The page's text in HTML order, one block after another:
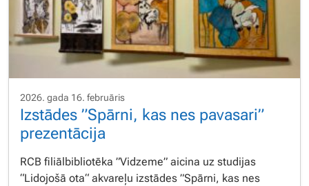
2026. gada 16. februāris
Izstādes ”Spārni, kas nes pavasari”
prezentācija
RCB filiālbibliotēka ”Vidzeme” aicina uz studijas
“Lidojošā ota“ akvareļu izstādes ”Spārni, kas nes